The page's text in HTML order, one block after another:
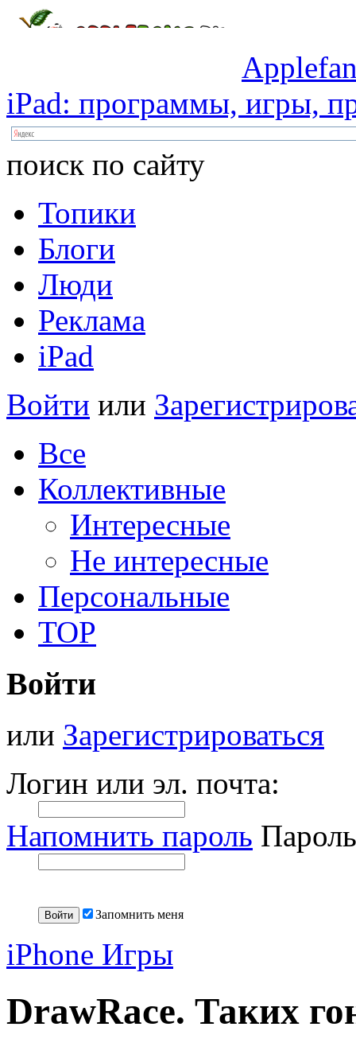
iPad: программы, игры,
поиск по сайту
Топики
Блоги
Люди
Реклама
iPad
Войти или
Все
Коллективные
Интересные
Не интересные
Персональные
TOP
Войти
или Зарегистрироваться
Логин или эл. почта:
Напомнить пароль
Запомнить меня
iPhone Игры
DrawRace. Таких